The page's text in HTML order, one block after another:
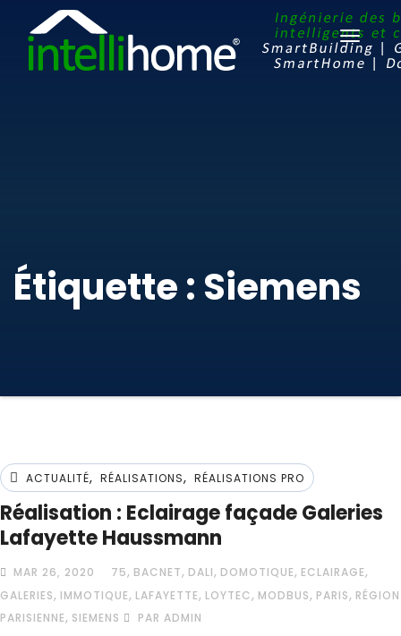
Ouvrir
le
Étiquette : Siemens
ACTUALITÉ, RÉALISATIONS, RÉALISATIONS PRO
Réalisation : Eclairage façade Galeries
Lafayette Haussmann
MAR 26, 2020 75, BACNET, DALI, DOMOTIQUE, ECLAIRAGE,
GALERIES, IMMOTIQUE, LAFAYETTE, LOYTEC, MODBUS, PARIS, RÉGION
PARISIENNE, SIEMENS PAR ADMIN